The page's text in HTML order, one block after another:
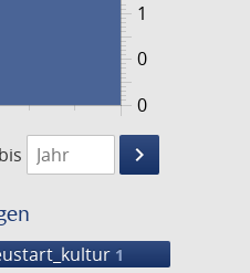
0
0
1
1475
bis
keyboard_arrow_right
Suche
1